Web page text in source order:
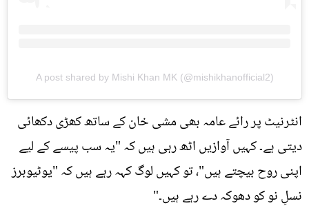
A post shared by Mishi Khan MK (@mishikhanofficial2)
انٹرنیٹ پر رائے عامہ بھی مشی خان کے ساتھ کھڑی دکھائی
دیتی ہے۔ کہیں آوازیں اٹھ رہی ہیں کہ "یہ سب پیسے کے لیے
اپنی روح بیچتے ہیں"، تو کہیں لوگ کہہ رہے ہیں کہ "یوٹیوبرز
نسلِ نو کو دھوکہ دے رہے ہیں۔"